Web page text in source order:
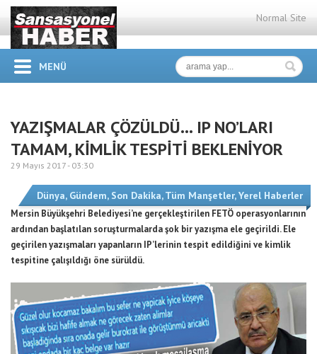
Normal Site
MENÜ
YAZIŞMALAR ÇÖZÜLDÜ… IP NO’LARI
TAMAM, KİMLİK TESPİTİ BEKLENİYOR
29 Mayıs 2017 - 03:30
Dünya, Gündem, Son Dakika,Tüm Manşetler,Yerel Haberler
Mersin Büyükşehri Belediyesi’ne gerçekleştirilen FETÖ operasyonlarının
ardından başlatılan soruşturmalarda şok bir yazışma ele geçirildi. Ele
geçirilen yazışmaları yapanların IP’lerinin tespit edildiğini ve kimlik
tespitine çalışıldığı öne sürüldü.